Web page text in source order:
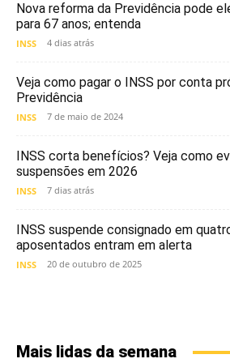
Nova reforma da Previdência pode
para 67 anos; entenda
INSS 4 dias atrás
Veja como pagar o INSS por conta
Previdência
INSS 7 de maio de 2024
INSS corta benefícios? Veja como
suspensões em 2026
INSS 7 dias atrás
INSS suspende consignado em
aposentados entram em alerta
INSS 20 de outubro de 2025
Mais lidas da semana